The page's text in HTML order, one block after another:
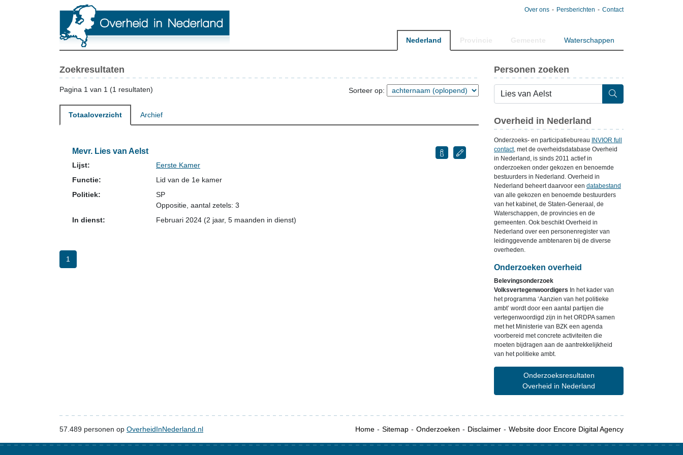
Over ons Persberichten Contact
Nederland Waterschappen
Zoekresultaten
Pagina 1 van 1 (1 resultaten) Sorteer op:
Totaaloverzicht Archief
Mevr. Lies van Aelst
Lijst:
Eerste Kamer
Functie:
Lid van de 1e kamer
Politiek:
SP
Oppositie , aantal zetels: 3
In dienst:
Februari 2024 (2 jaar, 5 maanden in dienst)
1
Personen zoeken
Overheid in Nederland
Onderzoeks- en participatiebureau
INVIOR full
contact, met de overheidsdatabase Overheid
in Nederland, is sinds 2011 actief in
onderzoeken onder gekozen en benoemde
bestuurders in Nederland. Overheid in
Nederland beheert daarvoor een databestand
van alle gekozen en benoemde bestuurders
van het kabinet, de Staten-Generaal, de
Waterschappen, de provincies en de
gemeenten. Ook beschikt Overheid in
Nederland over een personenregister van
leidinggevende ambtenaren bij de diverse
overheden.
Onderzoeken overheid
Belevingsonderzoek
Volksvertegenwoordigers In het kader van
het programma ‘Aanzien van het politieke
ambt’ wordt door een aantal partijen die
vertegenwoordigd zijn in het ORDPA samen
met het Ministerie van BZK een agenda
voorbereid met concrete activiteiten die
moeten bijdragen aan de aantrekkelijkheid
van het politieke ambt.
Onderzoeksresultaten
Overheid in Nederland
57.489 personen op OverheidInNederland.nl Home Sitemap Onderzoeken Disclaimer Website door Encore Digital Agency